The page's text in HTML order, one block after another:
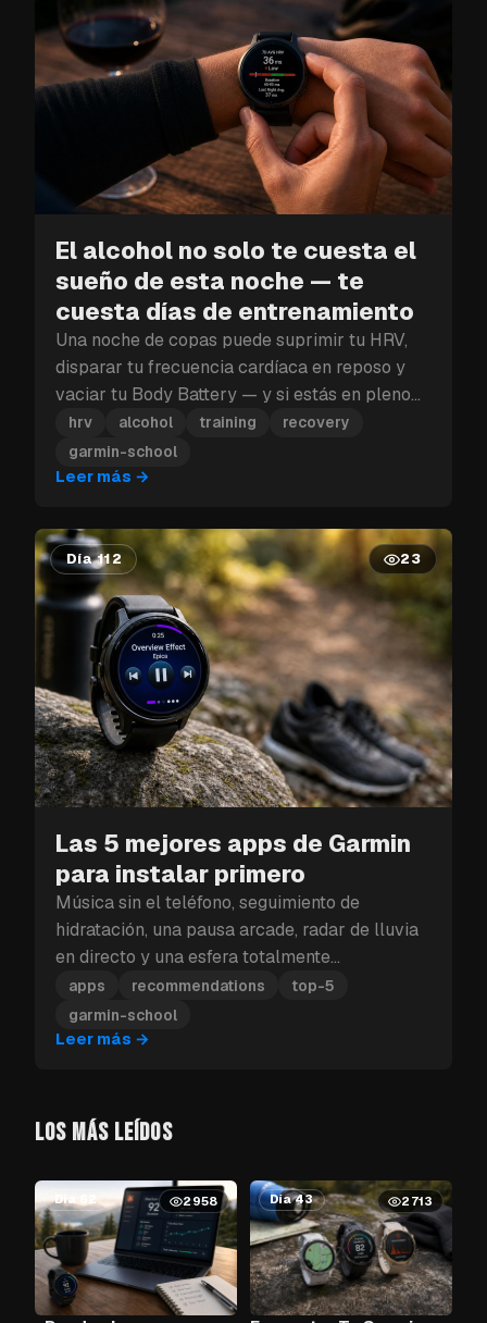
El alcohol no solo te cuesta el
sueño de esta noche — te
cuesta días de entrenamiento
Una noche de copas puede suprimir tu HRV,
disparar tu frecuencia cardíaca en reposo y
vaciar tu Body Battery — y si estás en pleno
bloque de entrenamiento, ese golpe a la
recuperación puede costarte más que un solo
día.
hrv alcohol training
recovery
garmin-school
Leer más →
Día 112 23
Las 5 mejores apps de Garmin
para instalar primero
Música sin el teléfono, seguimiento de
hidratación, una pausa arcade, radar de lluvia
en directo y una esfera totalmente
personalizable: estas son las cinco apps de
Garmin que debes instalar primero.
apps recommendations
top-5
garmin-school
Leer más →
LOS MÁS LEÍDOS
Día 62 2958 Día 43 2713